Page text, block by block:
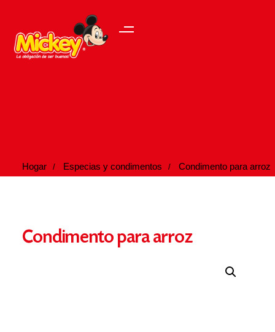
Hogar Especias y condimentos Condimento para arroz
Condimento para arroz